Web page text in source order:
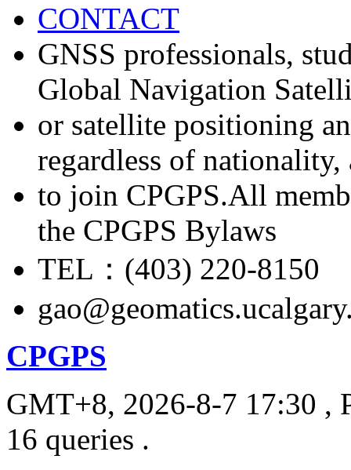
CONTACT
GNSS professionals,
Global Navigation
or satellite positioning
regardless of nationality,
to join CPGPS.All
the CPGPS Bylaws
TEL：(403) 220-8150
CPGPS
GMT+8, 2026-8-7 17:30 ,
16 queries .